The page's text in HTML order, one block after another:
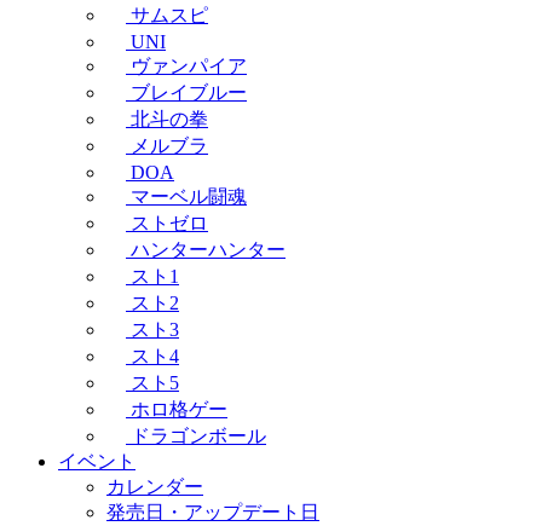
サムスピ
UNI
ヴァンパイア
ブレイブルー
北斗の拳
メルブラ
DOA
マーベル闘魂
ストゼロ
ハンターハンター
スト1
スト2
スト3
スト4
スト5
ホロ格ゲー
ドラゴンボール
イベント
カレンダー
発売日・アップデート日